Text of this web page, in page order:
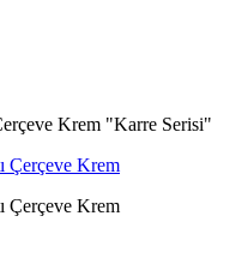
Krem "Karre Serisi"